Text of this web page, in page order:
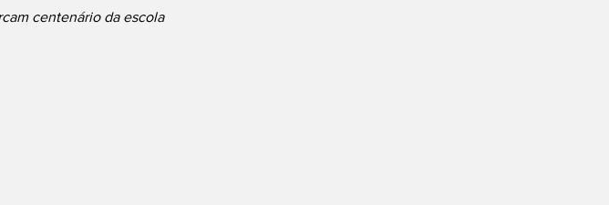
centenário da escola